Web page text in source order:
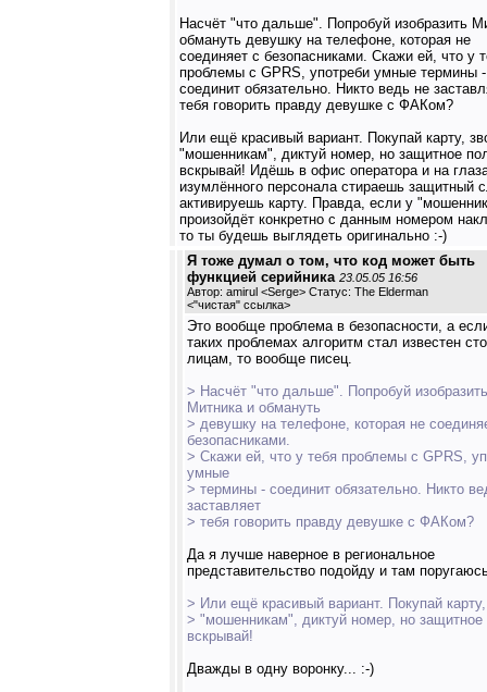
Насчёт "что дальше". Попробуй изобразить
обмануть девушку на телефоне, которая не
соединяет с безопасниками. Скажи ей, что у
проблемы с GPRS, употреби умные термины -
соединит обязательно. Никто ведь не
тебя говорить правду девушке с ФАКом?
Или ещё красивый вариант. Покупай карту,
"мошенникам", диктуй номер, но защитное
вскрывай! Идёшь в офис оператора и на
изумлённого персонала стираешь защитный
активируешь карту. Правда, если у
произойдёт конкретно с данным номером
то ты будешь выглядеть оригинально :-)
Я тоже думал о том, что код может быть
функцией серийника 23.05.05 16:56
Автор: amirul <Serge> Статус: The Elderman
<"чистая" ссылка>
Это вообще проблема в безопасности, а
таких проблемах алгоритм стал известен
лицам, то вообще писец.
> Насчёт "что дальше". Попробуй изобразить
Митника и обмануть
> девушку на телефоне, которая не
безопасниками.
> Скажи ей, что у тебя проблемы с GPRS,
умные
> термины - соединит обязательно. Никто
заставляет
> тебя говорить правду девушке с ФАКом?
Да я лучше наверное в региональное
представительство подойду и там
> Или ещё красивый вариант. Покупай
> "мошенникам", диктуй номер, но защитное
вскрывай!
Дважды в одну воронку... :-)